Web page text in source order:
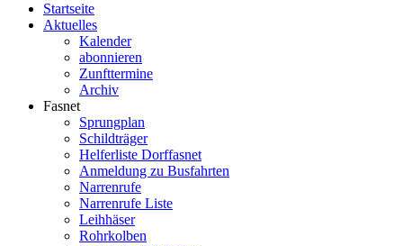
Startseite
Aktuelles
Kalender
abonnieren
Zunfttermine
Archiv
Fasnet
Sprungplan
Schildträger
Helferliste Dorffasnet
Anmeldung zu Busfahrten
Narrenrufe
Narrenrufe Liste
Leihhäser
Rohrkolben